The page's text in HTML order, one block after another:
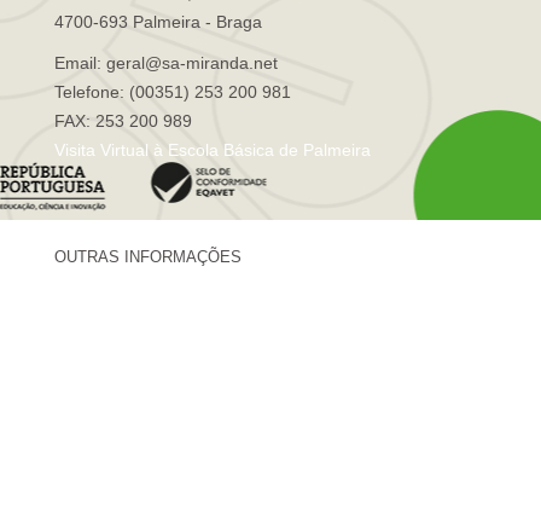
4700-693 Palmeira - Braga
Email: geral@sa-miranda.net
Telefone: (00351) 253 200 981
FAX: 253 200 989
Visita Virtual à Escola Básica de Palmeira
OUTRAS INFORMAÇÕES